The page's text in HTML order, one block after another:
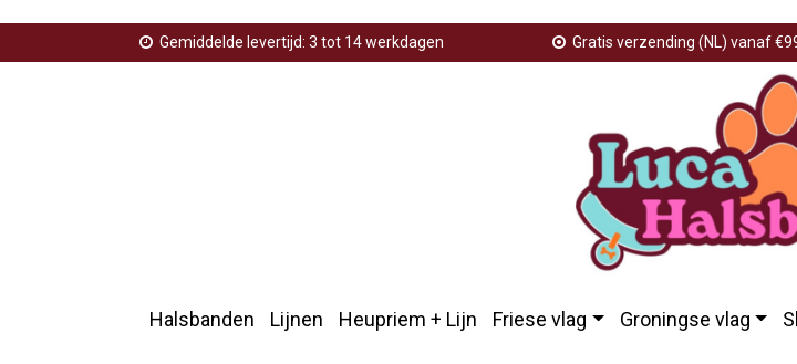
Gemiddelde levertijd: 3 tot 14 werkdagen Gratis verzending (NL) vanaf
Halsbanden Lijnen Heupriem + Lijn Friese vlag Groningse vlag